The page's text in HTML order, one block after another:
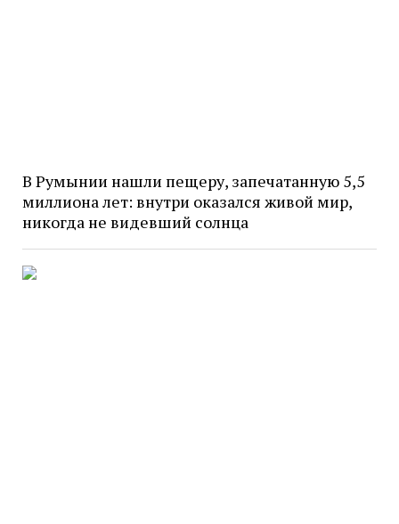
В Румынии нашли пещеру, запечатанную 5,5
миллиона лет: внутри оказался живой мир,
никогда не видевший солнца